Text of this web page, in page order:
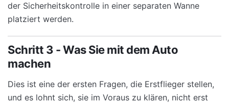
der Sicherheitskontrolle in einer separaten Wanne
platziert werden.
Schritt 3 - Was Sie mit dem Auto
machen
Dies ist eine der ersten Fragen, die Erstflieger stellen,
und es lohnt sich, sie im Voraus zu klären, nicht erst